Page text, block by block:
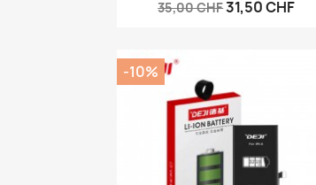
35,00 CHF31,50 CHF
-10%